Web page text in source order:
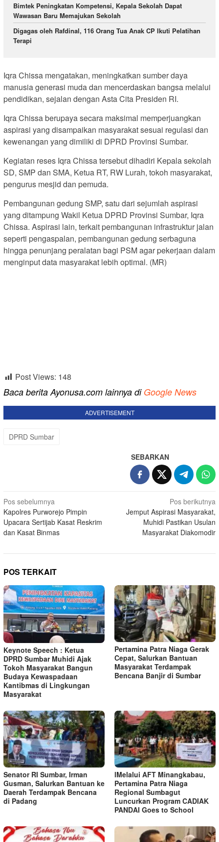
Bimtek Peningkatan Kompetensi, Kepala Sekolah Dapat
Wawasan Baru Memajukan Sekolah
Digagas oleh Rafdinal, 116 Orang Tua Anak CP Ikuti Pelatihan
Terapi
Iqra Chissa mengatakan, meningkatkan sumber daya
manusia generasi muda dan mencerdaskan bangsa melalui
pendidikan, sejalan dengan Asta Cita Presiden RI.
Iqra Chissa berupaya secara maksimal memperjuangkan
aspirasi yang disampaikan masyarakat sesuai regulasi dan
kewenangan yang dimiliki di DPRD Provinsi Sumbar.
Kegiatan reses Iqra Chissa tersebut dihadiri Kepala sekolah
SD, SMP dan SMA, Ketua RT, RW Lurah, tokoh masyarakat,
pengurus mesjid dan pemuda.
Pembangunan gedung SMP, satu dari sejumlah aspirasi
yang ditampung Wakil Ketua DPRD Provinsi Sumbar, Iqra
Chissa. Aspirasi lain, terkait pembangunan infrastruktur jalan
seperti pengaspalan, pembangunan gedung serbaguna
hingga penunjang peralatan bagi PSM agar pekerjaan dalam
menginput data masyarakat lebih optimal. (MR)
Post Views: 148
Baca berita Ayonusa.com lainnya di Google News
ADVERTISEMENT
DPRD Sumbar
SEBARKAN
Navigasi
pos
Pos sebelumnya
‎Kapolres Purworejo Pimpin
Upacara Sertijab Kasat Reskrim
dan Kasat Binmas
Pos berikutnya
Jemput Aspirasi Masyarakat,
Muhidi Pastikan Usulan
Masyarakat Diakomodir
POS TERKAIT
Keynote Speech : Ketua
DPRD Sumbar Muhidi Ajak
Tokoh Masyarakat Bangun
Budaya Kewaspadaan
Kantibmas di Lingkungan
Masyarakat
Pertamina Patra Niaga Gerak
Cepat, Salurkan Bantuan
Masyarakat Terdampak
Bencana Banjir di Sumbar
Senator RI Sumbar, Irman
Gusman, Salurkan Bantuan ke
Daerah Terdampak Bencana
di Padang
lMelalui AFT Minangkabau,
Pertamina Patra Niaga
Regional Sumbagut
Luncurkan Program CADIAK
PANDAI Goes to School